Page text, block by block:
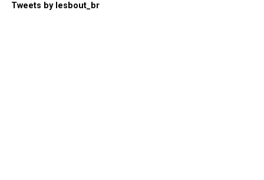
Tweets by lesbout_br